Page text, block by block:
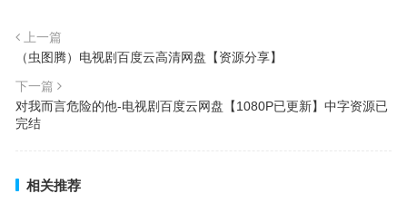
上一篇
（虫图腾）电视剧百度云高清网盘【资源分享】
下一篇
对我而言危险的他-电视剧百度云网盘【1080P已更新】中字资源已
完结
相关推荐